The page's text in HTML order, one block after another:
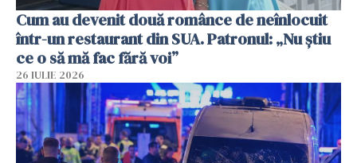
Cum au devenit două românce de neînlocuit
într-un restaurant din SUA. Patronul: „Nu știu
ce o să mă fac fără voi”
26 IULIE 2026